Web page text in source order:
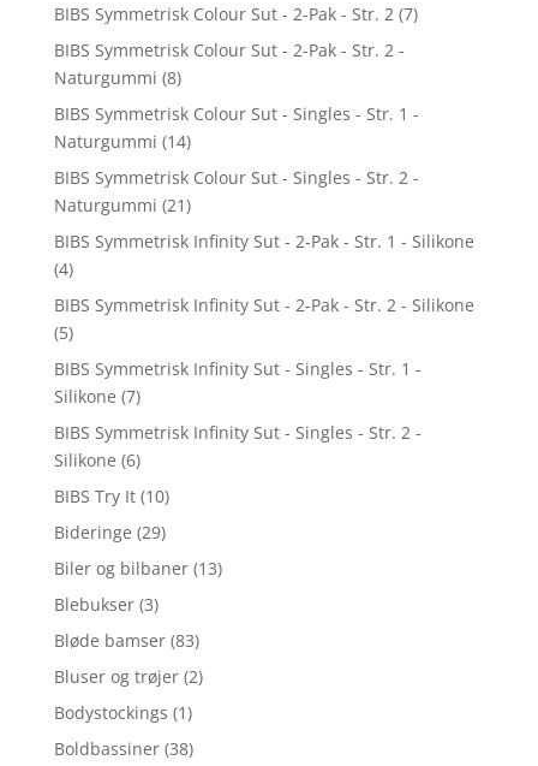
BIBS Symmetrisk Colour Sut - 2-Pak - Str. 2 (7)
BIBS Symmetrisk Colour Sut - 2-Pak - Str. 2 -
Naturgummi (8)
BIBS Symmetrisk Colour Sut - Singles - Str. 1 -
Naturgummi (14)
BIBS Symmetrisk Colour Sut - Singles - Str. 2 -
Naturgummi (21)
BIBS Symmetrisk Infinity Sut - 2-Pak - Str. 1 - Silikone
(4)
BIBS Symmetrisk Infinity Sut - 2-Pak - Str. 2 - Silikone
(5)
BIBS Symmetrisk Infinity Sut - Singles - Str. 1 -
Silikone (7)
BIBS Symmetrisk Infinity Sut - Singles - Str. 2 -
Silikone (6)
BIBS Try It (10)
Bideringe (29)
Biler og bilbaner (13)
Blebukser (3)
Bløde bamser (83)
Bluser og trøjer (2)
Bodystockings (1)
Boldbassiner (38)